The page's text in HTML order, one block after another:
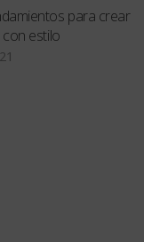
para crear
estilo